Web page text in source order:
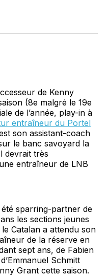
de Kenny
(8e malgré le 19e
de l’année, play-in à
entraîneur du Portel
son assistant-coach
le banc savoyard la
devrait très
entraîneur de LNB
sparring-partner de
les sections jeunes
Catalan a attendu son
de la réserve en
sept ans, de Fabien
Schmitt
Grant cette saison.